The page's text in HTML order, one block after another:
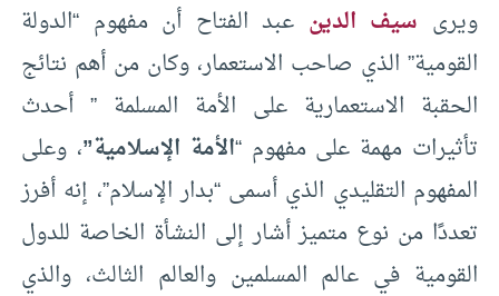
ويرى سيف الدين عبد الفتاح أن مفهوم “الدولة
القومية” الذي صاحب الاستعمار، وكان من أهم نتائج
الحقبة الاستعمارية على الأمة المسلمة ” أحدث
تأثيرات مهمة على مفهوم “الأمة الإسلامية”، وعلى
المفهوم التقليدي الذي أسمى “بدار الإسلام”، إنه أفرز
تعددًا من نوع متميز أشار إلى النشأة الخاصة للدول
القومية في عالم المسلمين والعالم الثالث، والذي